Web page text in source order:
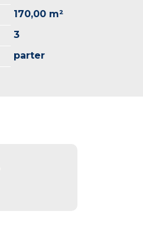
170,00 m²
3
parter